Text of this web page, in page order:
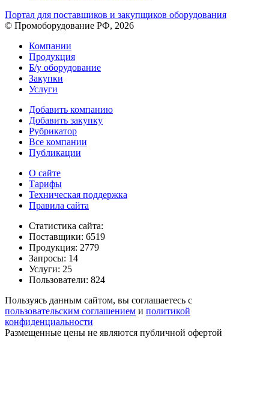
Портал для поставщиков и закупщиков оборудования
© Промоборудование РФ, 2026
Компании
Продукция
Б/у оборудование
Закупки
Услуги
Добавить компанию
Добавить закупку
Рубрикатор
Все компании
Публикации
О сайте
Тарифы
Техническая поддержка
Правила сайта
Статистика сайта:
Поставщики: 6519
Продукция: 2779
Запросы: 14
Услуги: 25
Пользователи: 824
Пользуясь данным сайтом, вы соглашаетесь с
пользовательским соглашением и политикой
конфиденциальности
Размещенные цены не являются публичной офертой